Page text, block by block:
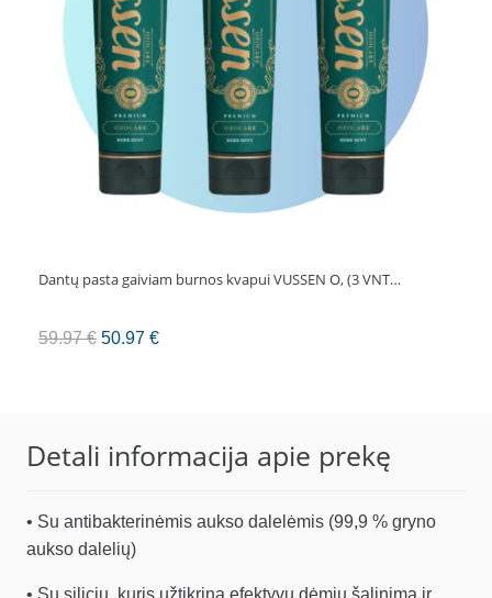
Dantų pasta gaiviam burnos kvapui VUSSEN O, (3 VNT…
59.97€ Original
50.97 €Current
Detali informacija apie prekę
• Su antibakterinėmis aukso dalelėmis (99,9 % gryno
aukso dalelių)
• Su siliciu, kuris užtikrina efektyvų dėmių šalinimą ir